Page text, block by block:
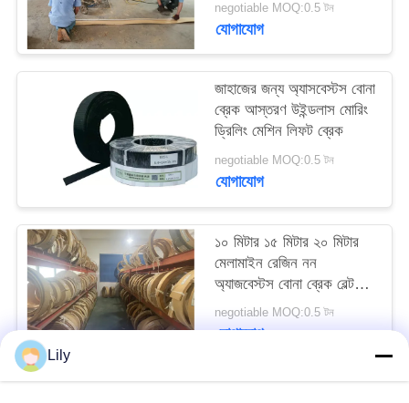
PRIVACY
POLICY
negotiable MOQ:0.5 টন
যোগাযোগ
জাহাজের জন্য অ্যাসবেস্টস বোনা
ব্রেক আস্তরণ উইন্ডলাস মোরিং
ড্রিলিং মেশিন লিফট ব্রেক
negotiable MOQ:0.5 টন
যোগাযোগ
১০ মিটার ১৫ মিটার ২০ মিটার
মেলামাইন রেজিন নন
অ্যাজবেস্টস বোনা ব্রেক বেল্ট
জাহাজের নোঙ্গর জন্য
negotiable MOQ:0.5 টন
যোগাযোগ
Lily